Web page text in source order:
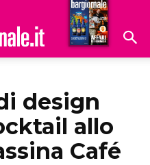
Hoteldomani
design
allo
Café